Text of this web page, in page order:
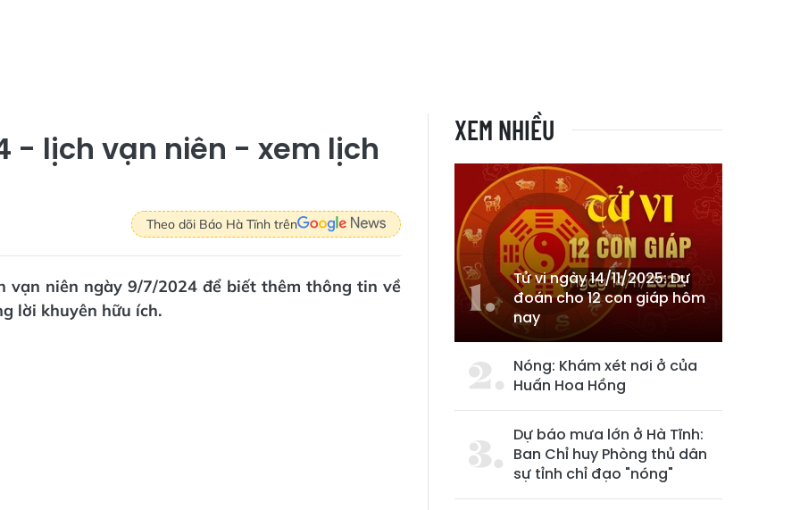
- lịch vạn niên - xem lịch
Theo dõi Báo Hà Tĩnh trên
vạn niên ngày 9/7/2024 để biết thêm thông tin về
lời khuyên hữu ích.
XEM NHIỀU
Tử vi ngày 14/11/2025: Dự
đoán cho 12 con giáp hôm
nay
Nóng: Khám xét nơi ở của
Huấn Hoa Hồng
Dự báo mưa lớn ở Hà Tĩnh:
Ban Chỉ huy Phòng thủ dân
sự tỉnh chỉ đạo "nóng"